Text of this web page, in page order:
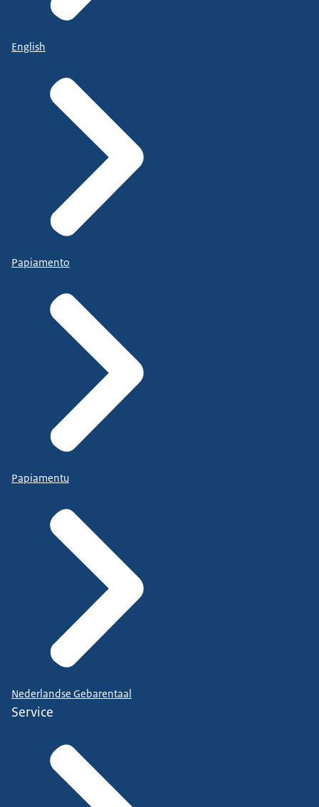
English
Papiamento
Papiamentu
Nederlandse Gebarentaal
Service